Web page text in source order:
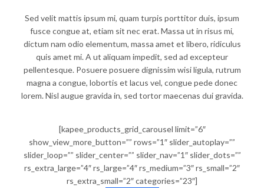
Sed velit mattis ipsum mi, quam turpis porttitor duis, ipsum
fusce congue at, etiam sit nec erat. Massa ut in risus mi,
dictum nam odio elementum, massa amet et libero, ridiculus
quis amet mi. A ut aliquam impedit, sed ad excepteur
pellentesque. Posuere posuere dignissim wisi ligula, rutrum
magna a congue, lobortis et lacus vel, congue pede donec
lorem. Nisl augue gravida in, sed tortor maecenas dui gravida.
[kapee_products_grid_carousel limit=”6″
show_view_more_button=”” rows=”1″ slider_autoplay=””
slider_loop=”” slider_center=”” slider_nav=”1″ slider_dots=””
rs_extra_large=”4″ rs_large=”4″ rs_medium=”3″ rs_small=”2″
rs_extra_small=”2″ categories=”23″]